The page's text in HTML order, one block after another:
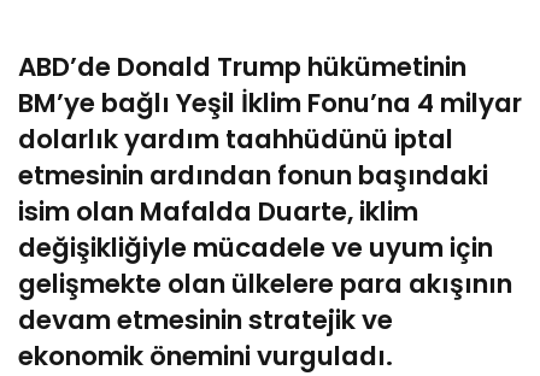
ABD’de Donald Trump hükümetinin
BM’ye bağlı Yeşil İklim Fonu’na 4 milyar
dolarlık yardım taahhüdünü iptal
etmesinin ardından fonun başındaki
isim olan Mafalda Duarte, iklim
değişikliğiyle mücadele ve uyum için
gelişmekte olan ülkelere para akışının
devam etmesinin stratejik ve
ekonomik önemini vurguladı.